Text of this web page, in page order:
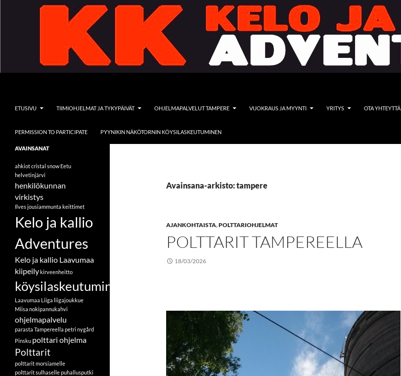
ETUSIVU TIIMIOHJELMAT JA TYKYPÄIVÄT OHJELMAPALVELUT TAMPERE VUOKRAUS JA MYYNTI YRITYS OTA YHTEYTTÄ
PERMISSION TO PARTICIPATE PYYNIKIN NÄKÖTORNIN KÖYSILASKEUTUMINEN
Avainsana-arkisto: tampere
AJANKOHTAISTA,POLTTARIOHJELMAT
POLTTARIT TAMPEREELLA
18/03/2026
Tervetuloa vieraaksemme
pariin
AVAINSANAT
ahkiotcristal snow Eetu
helvetinjärvi
henkilökunnan
virkistys
Ilvesjousiammunta keittimet
Kelo ja kallio
Adventures
Kelo ja kallio Laavumaa
kiipeilykirveenheitto
köysilaskeutuminen
Laavumaa Liiga liigajoukkue
Miisa nokipannukahvi
ohjelmapalvelu
parasta Tampereella petri nygård
Pinsku polttari ohjelma
Polttarit
polttarit morsiamelle
polttarit sulhasellepuhallusputki